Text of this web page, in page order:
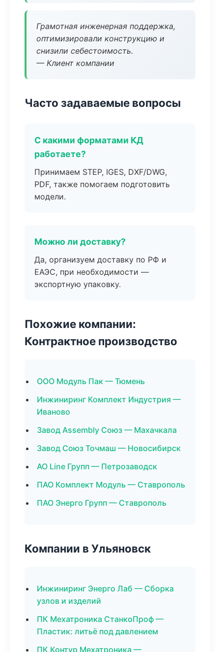
Грамотная инженерная поддержка,
оптимизировали конструкцию и
снизили себестоимость.
— Клиент компании
Часто задаваемые вопросы
С какими форматами КД
работаете?
Принимаем STEP, IGES, DXF/DWG,
PDF, также помогаем подготовить
модели.
Можно ли доставку?
Да, организуем доставку по РФ и
ЕАЭС, при необходимости —
экспортную упаковку.
Похожие компании:
Контрактное производство
ООО Модуль Пак — Тюмень
Инжиниринг Комплект Индустрия —
Иваново
Завод Assembly Союз — Махачкала
Завод Союз Точмаш — Новосибирск
АО Line Групп — Петрозаводск
ПАО Комплект Модуль — Ставрополь
ПАО Энерго Групп — Ставрополь
Компании в Ульяновск
Инжиниринг Энерго Лаб — Сборка
узлов и изделий
ПК Мехатроника СтанкоПроф —
Пластик: литьё под давлением
ПК Контур Мехатроника —